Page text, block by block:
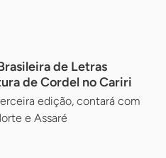
de Letras
de Cordel no Cariri
edição, contará com
e Assaré